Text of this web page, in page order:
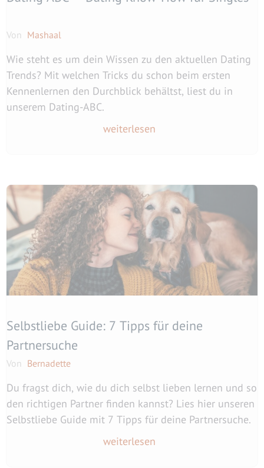
Von Mashaal
Wie steht es um dein Wissen zu den aktuellen Dating
Trends? Mit welchen Tricks du schon beim ersten
Kennenlernen den Durchblick behältst, liest du in
unserem Dating-ABC.
weiterlesen
Selbstliebe Guide: 7 Tipps für deine
Partnersuche
Von Bernadette
Du fragst dich, wie du dich selbst lieben lernen und so
den richtigen Partner finden kannst? Lies hier unseren
Selbstliebe Guide mit 7 Tipps für deine Partnersuche.
weiterlesen